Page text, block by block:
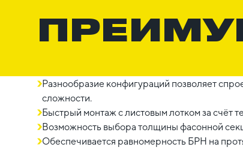
Разнообразие конфигураций позволяет
сложности.
Быстрый монтаж с листовым лотком за счёт
Возможность выбора толщины фасонной
Обеспечивается равномерность БРН на